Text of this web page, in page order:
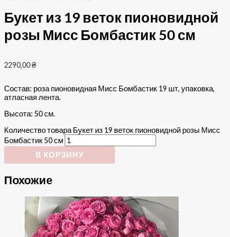
Букет из 19 веток пионовидной
розы Мисс Бомбастик 50 см
2290,00₴
Состав: роза пионовидная Мисс Бомбастик 19 шт, упаковка,
атласная лента.
Высота: 50 см.
Количество товара Букет из 19 веток пионовидной розы Мисс
Бомбастик 50 см
В КОРЗИНУ
Похожие